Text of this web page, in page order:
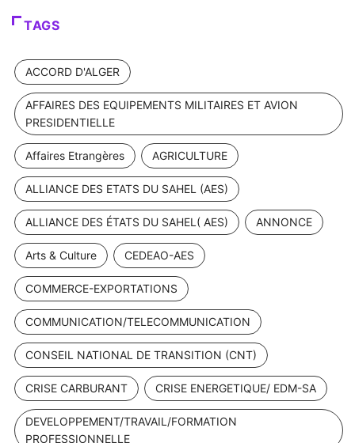
TAGS
ACCORD D'ALGER
AFFAIRES DES EQUIPEMENTS MILITAIRES ET AVION
PRESIDENTIELLE
Affaires Etrangères AGRICULTURE
ALLIANCE DES ETATS DU SAHEL (AES)
ALLIANCE DES ÉTATS DU SAHEL( AES) ANNONCE
Arts & Culture CEDEAO-AES
COMMERCE-EXPORTATIONS
COMMUNICATION/TELECOMMUNICATION
CONSEIL NATIONAL DE TRANSITION (CNT)
CRISE CARBURANT CRISE ENERGETIQUE/ EDM-SA
DEVELOPPEMENT/TRAVAIL/FORMATION
PROFESSIONNELLE